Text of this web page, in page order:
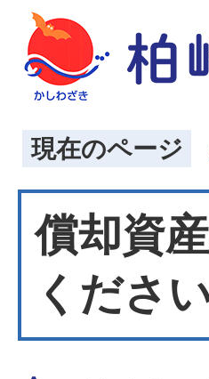
現在のページ
償却資
くださ